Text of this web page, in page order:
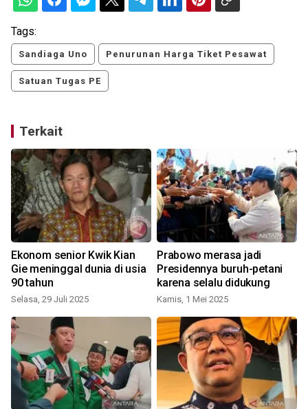
Tags:
Sandiaga Uno Penurunan Harga Tiket Pesawat
Satuan Tugas PE
Terkait
Ekonom senior Kwik Kian
Gie meninggal dunia di usia
90 tahun
Selasa, 29 Juli 2025
Prabowo merasa jadi
Presidennya buruh-petani
karena selalu didukung
Kamis, 1 Mei 2025